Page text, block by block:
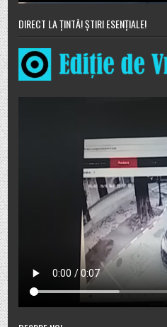
DIRECT LA ȚINTĂ! ȘTIRI ESENȚIALE!